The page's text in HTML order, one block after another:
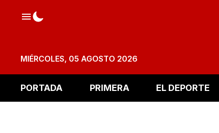
MIÉRCOLES, 05 AGOSTO 2026
PORTADA PRIMERA EL DEPORTE